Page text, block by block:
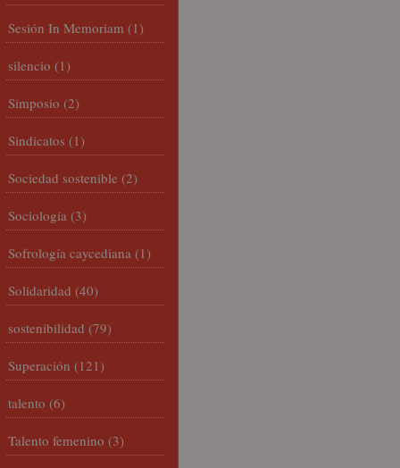
Sesión In Memoriam (1)
silencio (1)
Simposio (2)
Sindicatos (1)
Sociedad sostenible (2)
Sociología (3)
Sofrología caycediana (1)
Solidaridad (40)
sostenibilidad (79)
Superación (121)
talento (6)
Talento femenino (3)